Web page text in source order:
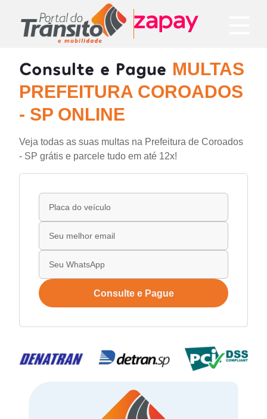
Consulte e Pague MULTAS
PREFEITURA COROADOS
- SP ONLINE
Veja todas as suas multas na Prefeitura de Coroados
- SP grátis e parcele tudo em até 12x!
Consulte e Pague